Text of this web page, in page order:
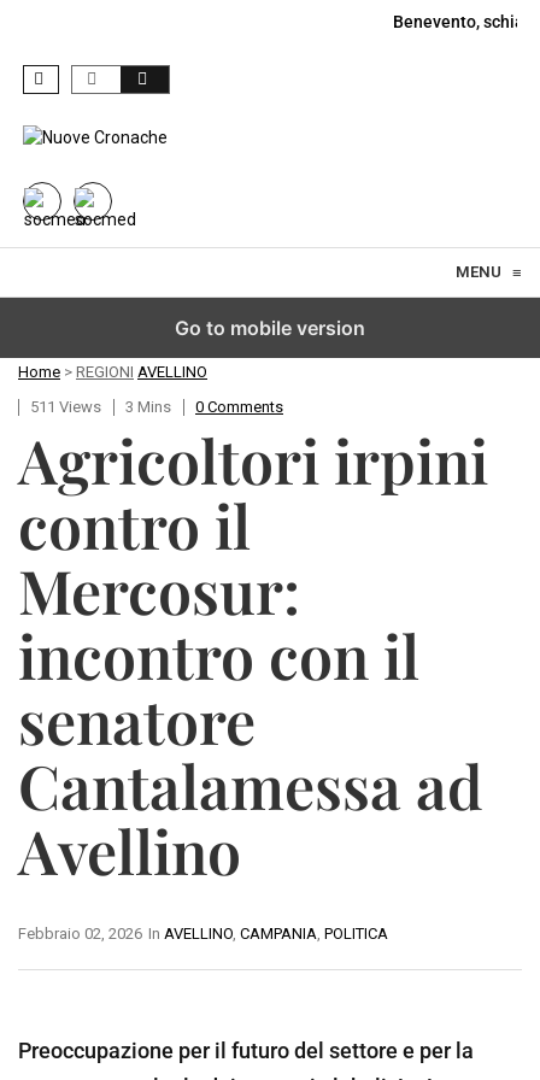
Benevento,
MENU ≡
Home > REGIONI AVELLINO
511 Views
3 Mins 0 Comments
Agricoltori irpini
contro il
Mercosur:
incontro con il
senatore
Cantalamessa ad
Avellino
In AVELLINO, CAMPANIA, POLITICA
Febbraio 02, 2026
Preoccupazione per il futuro del settore e per la
Go to mobile version